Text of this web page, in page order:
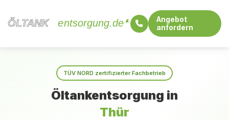
ÖLTANK
ÖLTANK entsorgung.de
Angebot
anfordern
TÜV NORD zertifizierter Fachbetrieb
Öltankentsorgung in
Thür